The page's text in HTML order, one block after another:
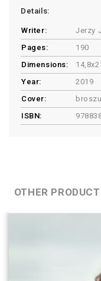
Details:
Writer:
Jerzy
Pages:
190
Dimensions:
Year:
2019
Cover:
ISBN:
OTHER